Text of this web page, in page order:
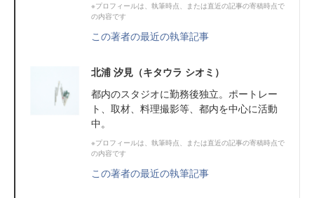
※プロフィールは、執筆時点、または直近の記事の寄稿時点で
の内容です
この著者の最近の執筆記事
北浦 汐見（キタウラ シオミ）
都内のスタジオに勤務後独立。ポートレー
ト、取材、料理撮影等、都内を中心に活動
中。
※プロフィールは、執筆時点、または直近の記事の寄稿時点で
の内容です
この著者の最近の執筆記事